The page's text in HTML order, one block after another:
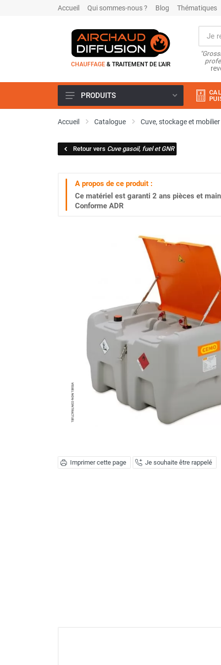
Accueil Qui sommes-nous ? Blog Thématiques
CHAUFFAGE & TRAITEMENT DE L'AIR
Climatiseur
Climatiseur mobile résidentiel et
Rafraîchisseur d'air
Rafraichisseur d'air mobile
Rafraîchisseur d'air gainable
Ventilateur / extracteur d'air mobile
Ventilateur industriel
Ventilateur de chantier
Ventilateur centrifuge
Ventilateur de sol
Ventilateur sur pied
Ventilateur de bureau
Ventilateur de table
Extracteur d'air mural
Extracteur d'air mural hélicoïde
Extracteur d'air mural centrifuge
Extracteur d'air mural ATEX
plafond
Déstratificateur industriel à pales
PRODUITS
Accueil Catalogue Cuve, stockage et mobilier
Retour vers Cuve gasoil, fuel et GNR
A propos de ce produit :
Ce matériel est garanti 2 ans pièces et
Conforme ADR
Imprimer cette page Je souhaite être rappelé